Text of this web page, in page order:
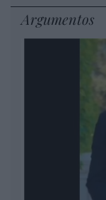
Argumentos